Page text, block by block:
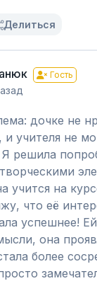
Делиться
Гость
дочке не
учителя не
Я решила
учится на
что её
успешнее!
она
более